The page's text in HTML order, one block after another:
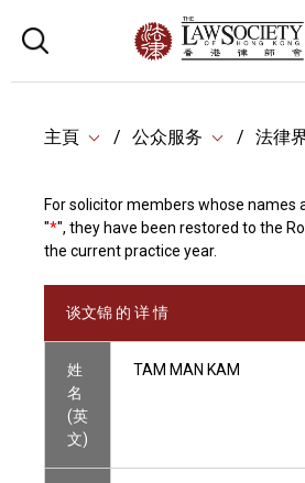
主頁 公众服务 法律
For solicitor members whose names
"*", they have been restored to the
the current practice year.
谈文锦 的 详 情
姓
名
(英
文)
TAM MAN KAM